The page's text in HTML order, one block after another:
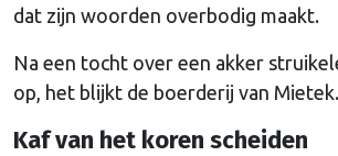
dat zijn woorden overbodig maakt.
Na een tocht over een akker
op, het blijkt de boerderij van Mietek.
Kaf van het koren scheiden